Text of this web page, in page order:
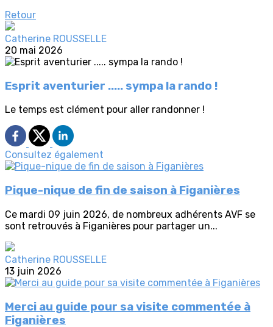
Retour
Catherine ROUSSELLE
20 mai 2026
Esprit aventurier ..... sympa la rando !
Le temps est clément pour aller randonner !
Consultez également
Pique-nique de fin de saison à Figanières
Ce mardi 09 juin 2026, de nombreux adhérents AVF se
sont retrouvés à Figanières pour partager un...
Catherine ROUSSELLE
13 juin 2026
Merci au guide pour sa visite commentée à
Figanières